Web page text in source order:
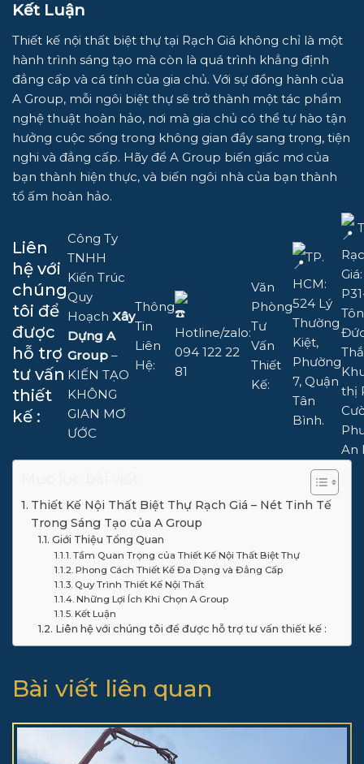
Kết Luận
Thiết kế nội thất biệt thự tại Rạch Giá không chỉ là một
hành trình sáng tạo mà còn là quá trình khẳng định
đẳng cấp và cá tính của gia chủ. Với sự đồng hành của
A Group, mỗi ngôi biệt thự sẽ trở thành một tác phẩm
nghệ thuật hoàn hảo, nơi mà gia chủ có thể tự hào tận
hưởng cuộc sống trong không gian đầy sang trọng, tiện
nghi và đẳng cấp. Hãy để A Group biến giấc mơ của
bạn thành hiện thực, và biến ngôi nhà của bạn thành
tổ ấm hoàn hảo.
Liên
hệ với
chúng
tôi để
được
hỗ trợ
tư vấn
thiết
kế :
Công Ty
TNHH
Kiến Trúc
Quy
Hoạch Xây
Dựng A
Group –
KIẾN TẠO
KHÔNG
GIAN MƠ
ƯỚC
Thông
Tin
Liên
Hệ:
Hotline/zalo:
094 122 22
81
Văn
Phòng
Tư
Vấn
Thiết
Kế:
TP.
HCM:
524 Lý
Thường
Kiệt,
Phường
7, Quận
Tân
Bình.
Giá:
Tôn
thị
An
Thiết Kế Nội Thất Biệt Thự Rạch Giá – Nét Tinh Tế
Trong Sáng Tạo của A Group
Giới Thiệu Tổng Quan
Tầm Quan Trọng của Thiết Kế Nội Thất Biệt Thự
Phong Cách Thiết Kế Đa Dạng và Đẳng Cấp
Quy Trình Thiết Kế Nội Thất
Những Lợi Ích Khi Chọn A Group
Kết Luận
Liên hệ với chúng tôi để được hỗ trợ tư vấn thiết kế :
Bài viết liên quan